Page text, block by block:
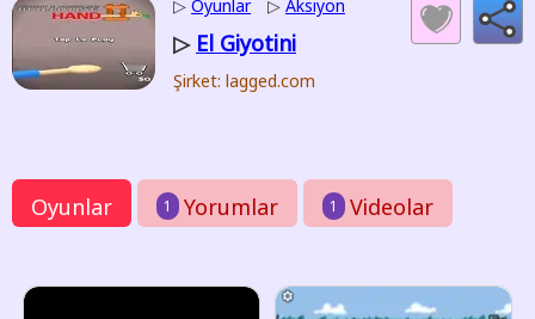
▷ Oyunlar ▷ Aksiyon
▷ El Giyotini
Şirket: lagged.com
Oyunlar 1 Yorumlar 1 Videolar